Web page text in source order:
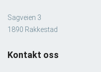
Sagveien 3
1890 Rakkestad
Kontakt oss